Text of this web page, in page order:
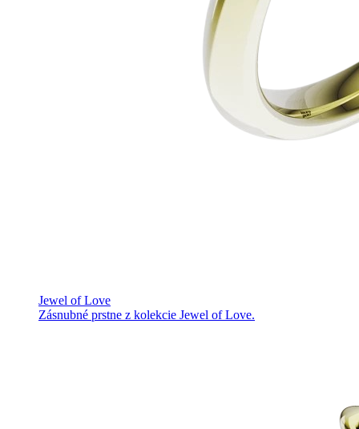
Jewel of Love
Zásnubné prstne z kolekcie Jewel of Love.